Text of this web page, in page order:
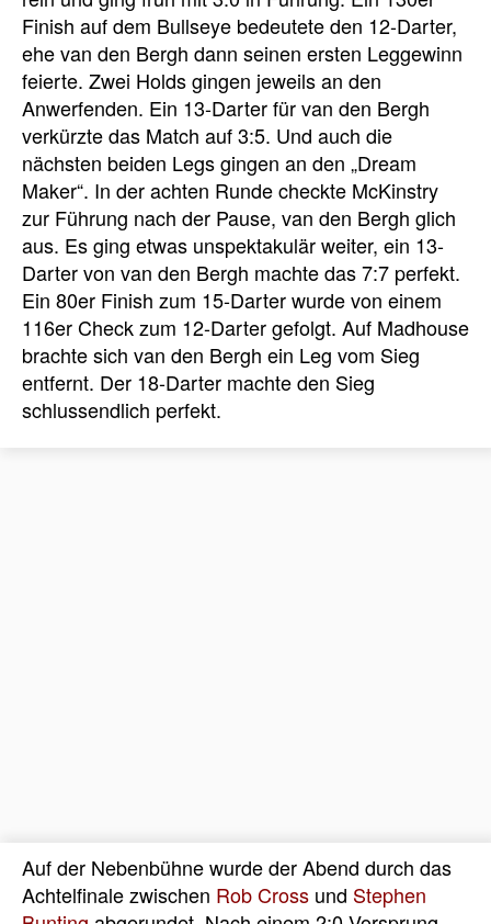
Finish auf dem Bullseye bedeutete den 12-Darter,
ehe van den Bergh dann seinen ersten Leggewinn
feierte. Zwei Holds gingen jeweils an den
Anwerfenden. Ein 13-Darter für van den Bergh
verkürzte das Match auf 3:5. Und auch die
nächsten beiden Legs gingen an den „Dream
Maker“. In der achten Runde checkte McKinstry
zur Führung nach der Pause, van den Bergh glich
aus. Es ging etwas unspektakulär weiter, ein 13-
Darter von van den Bergh machte das 7:7 perfekt.
Ein 80er Finish zum 15-Darter wurde von einem
116er Check zum 12-Darter gefolgt. Auf Madhouse
brachte sich van den Bergh ein Leg vom Sieg
entfernt. Der 18-Darter machte den Sieg
schlussendlich perfekt.
Auf der Nebenbühne wurde der Abend durch das
Achtelfinale zwischen Rob Cross und Stephen